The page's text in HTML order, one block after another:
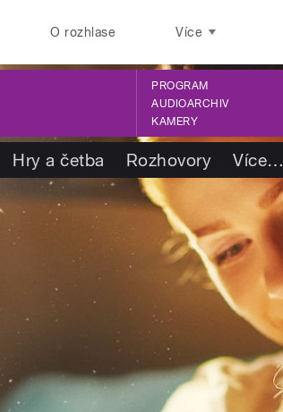
O rozhlase Více
PROGRAM
AUDIOARCHIV
KAMERY
Hry a četba Rozhovory Více…